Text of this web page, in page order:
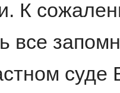
К
все
суде